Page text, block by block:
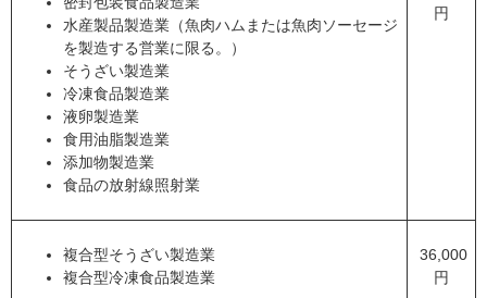
水産製品製造業（魚肉ハムまたは魚肉ソーセージ
を製造する営業に限る。）
そうざい製造業
冷凍食品製造業
液卵製造業
食用油脂製造業
添加物製造業
食品の放射線照射業
円
複合型そうざい製造業
複合型冷凍食品製造業
36,000
円